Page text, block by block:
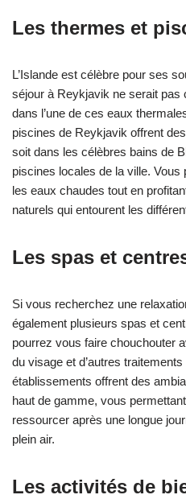
Les thermes et
L’Islande est célèbre pour ses
séjour à Reykjavik ne serait pas
dans l’une de ces eaux
piscines de Reykjavik offrent
soit dans les célèbres bains de
piscines locales de la ville.
les eaux chaudes tout en
naturels qui entourent les
Les spas et
Si vous recherchez une
également plusieurs spas et
pourrez vous faire chouchouter
du visage et d’autres
établissements offrent des
haut de gamme, vous
ressourcer après une longue
plein air.
Les activités de